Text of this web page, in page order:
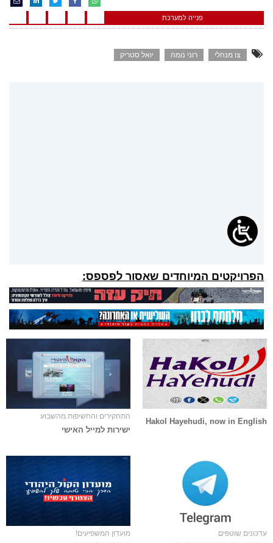
פנייה למערכת
צו מנהלי רוני נומה יואל סטריק
הפרויקטים המיוחדים שאסור לפספס:
Hakol Hayehudi, now in English
התחקירים והחשיפות מהשבוע
ישירות למייל האישי
עדכונים שוטפים מועדון המשפיעים!